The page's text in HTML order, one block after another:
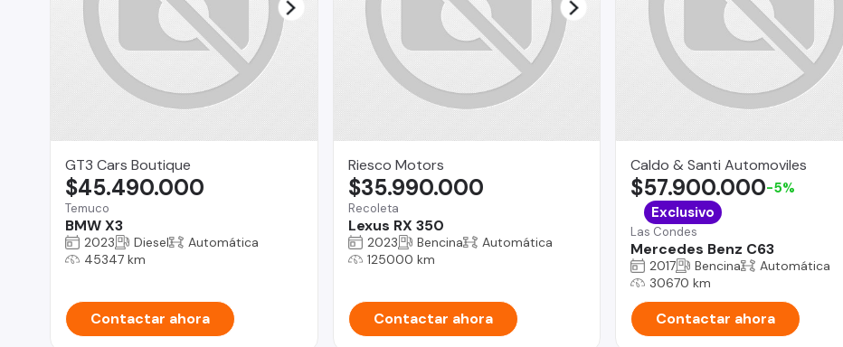
GT3 Cars Boutique
Temuco
BMW X3
$45.490.000
2023 Diesel
Automática
45347 km
Contactar ahora
Riesco Motors
Recoleta
Lexus RX 350
$35.990.000
2023 Bencina
Automática
125000 km
Contactar ahora
Caldo & Santi Automoviles
Las Condes
Mercedes Benz C63
$57.900.000-5%
Exclusivo
2017 Bencina
Automática
30670 km
Contactar ahora